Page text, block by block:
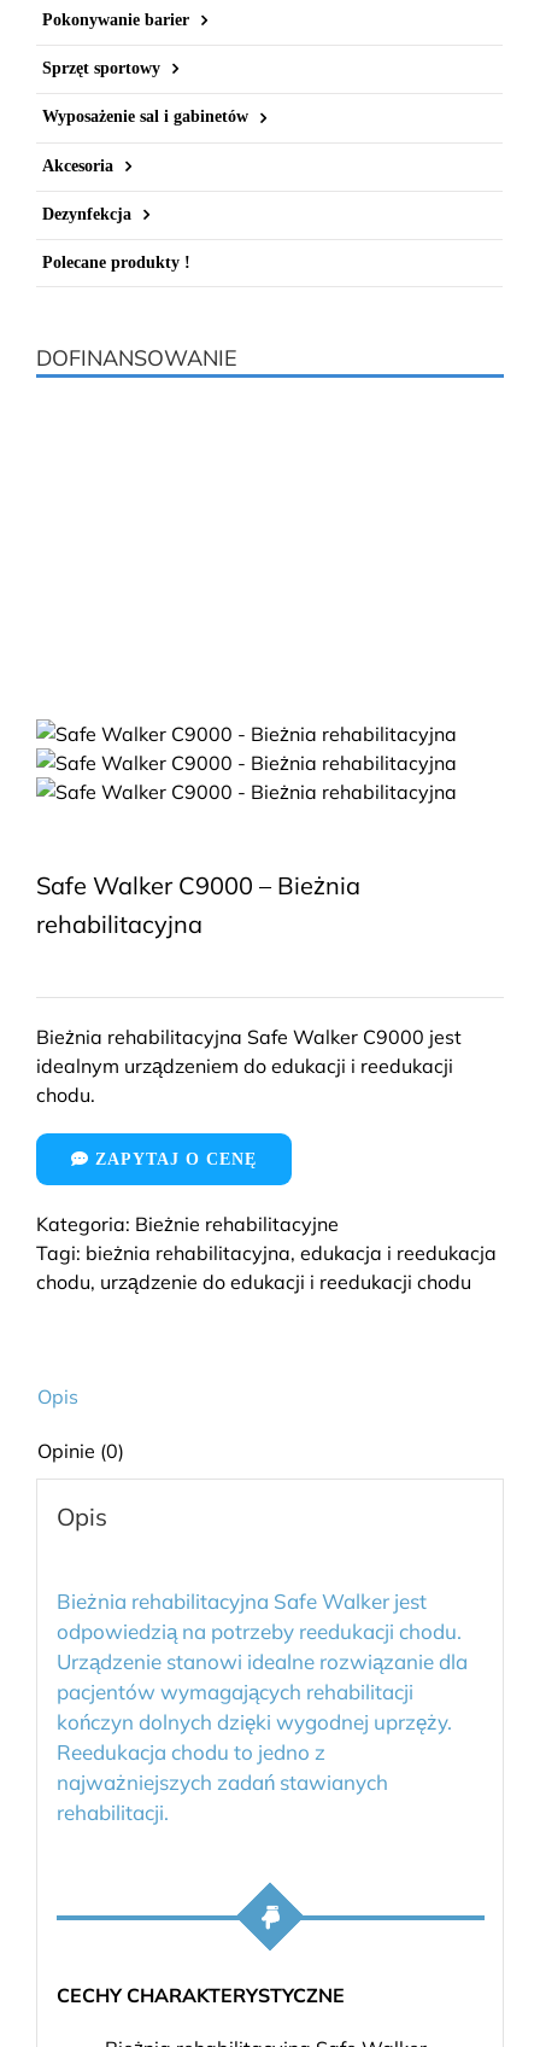
Safe Walker C9000 – Bieżnia
rehabilitacyjna
Bieżnia rehabilitacyjna Safe Walker C9000 jest
idealnym urządzeniem do edukacji i reedukacji
chodu.
ZAPYTAJ O CENĘ
Kategoria: Bieżnie rehabilitacyjne
Tagi: bieżnia rehabilitacyjna, edukacja i reedukacja
chodu, urządzenie do edukacji i reedukacji chodu
Opis
Opinie (0)
Opis
Bieżnia rehabilitacyjna Safe Walker jest
odpowiedzią na potrzeby reedukacji chodu.
Urządzenie stanowi idealne rozwiązanie dla
pacjentów wymagających rehabilitacji
kończyn dolnych dzięki wygodnej uprzęży.
Reedukacja chodu to jedno z
najważniejszych zadań stawianych
rehabilitacji.
CECHY CHARAKTERYSTYCZNE
Pokonywanie barier
Sprzęt sportowy
Wyposażenie sal i gabinetów
Akcesoria
Dezynfekcja
Polecane produkty !
DOFINANSOWANIE